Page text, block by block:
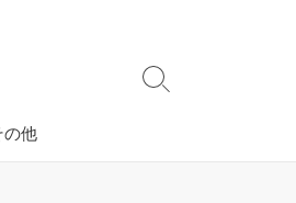
の他
検